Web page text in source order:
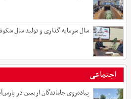
سال سرمایه گذاری و تولید سال
اجتماعی
پیاده‌روی جاماندگان اربعین در